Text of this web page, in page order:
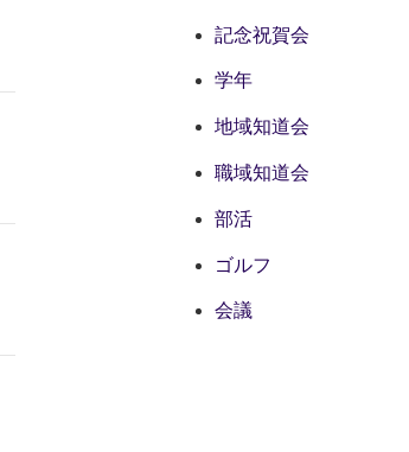
記念祝賀会
学年
地域知道会
職域知道会
部活
ゴルフ
会議